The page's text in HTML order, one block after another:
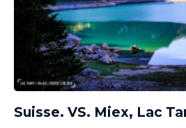
Suisse. VS. Miex, Lac